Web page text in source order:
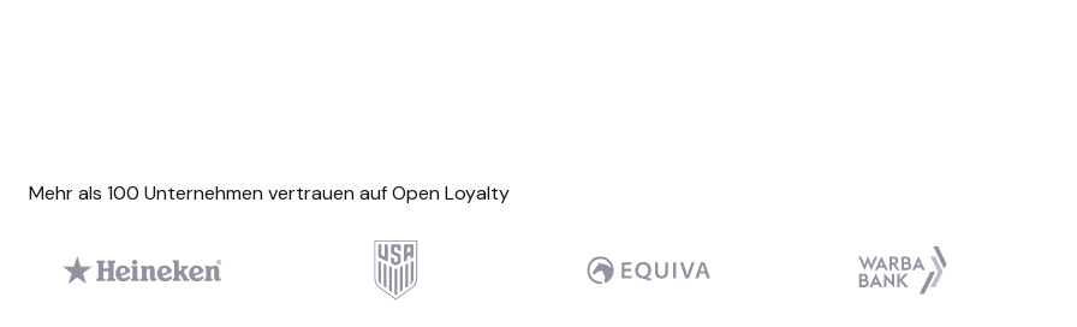
Mehr als 100 Unternehmen vertrauen auf Open Loyalty